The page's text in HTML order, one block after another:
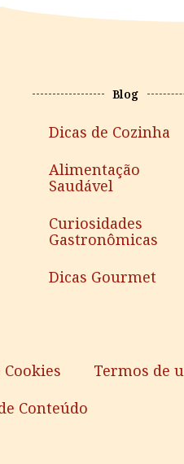
Blog
Dicas de Cozinha
Alimentação
Saudável
Curiosidades
Gastronômicas
Dicas Gourmet
Termos de
Conteúdo